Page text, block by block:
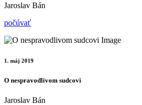
Jaroslav Bán
počúvať
1. máj 2019
O nespravodlivom sudcovi
Jaroslav Bán